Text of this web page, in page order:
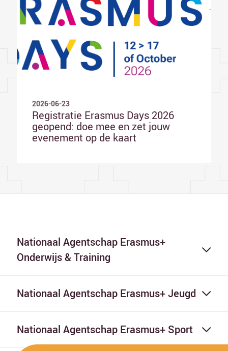
2026-06-23
Registratie Erasmus Days 2026
geopend: doe mee en zet jouw
evenement op de kaart
Nationaal Agentschap Erasmus+
Onderwijs & Training
Nationaal Agentschap Erasmus+ Jeugd
Nationaal Agentschap Erasmus+ Sport